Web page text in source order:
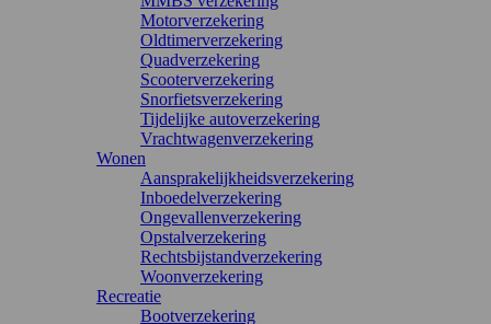
Motorverzekering
Oldtimerverzekering
Quadverzekering
Scooterverzekering
Snorfietsverzekering
Tijdelijke autoverzekering
Vrachtwagenverzekering
Wonen
Aansprakelijkheidsverzekering
Inboedelverzekering
Ongevallenverzekering
Opstalverzekering
Rechtsbijstandverzekering
Woonverzekering
Recreatie
Bootverzekering